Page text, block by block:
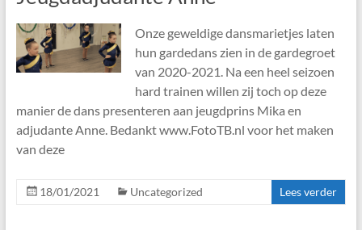
Onze geweldige dansmarietjes laten
hun gardedans zien in de gardegroet
van 2020-2021. Na een heel seizoen
hard trainen willen zij toch op deze
manier de dans presenteren aan jeugdprins Mika en
adjudante Anne. Bedankt www.FotoTB.nl voor het maken
van deze
18/01/2021 Uncategorized Lees verder